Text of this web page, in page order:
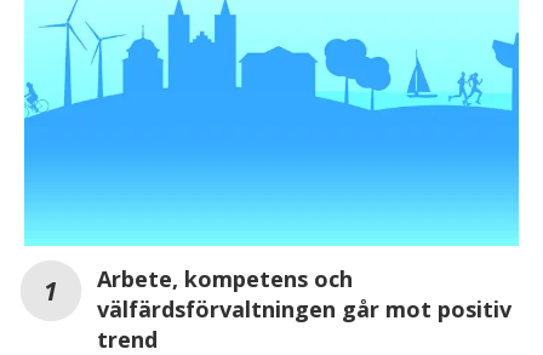
Arbete, kompetens och
välfärdsförvaltningen går mot positiv
trend